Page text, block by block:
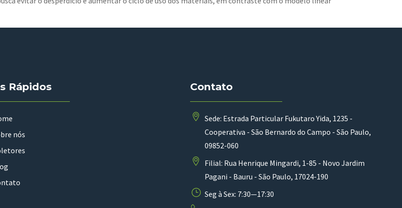
Rápidos
nós
Contato
Sede: Estrada Particular Fukutaro Yida, 1235 -
Cooperativa - São Bernardo do Campo - São Paulo,
09852-060
Filial: Rua Henrique Mingardi, 1-85 - Novo Jardim
Pagani - Bauru - São Paulo, 17024-190
Seg à Sex: 7:30—17:30